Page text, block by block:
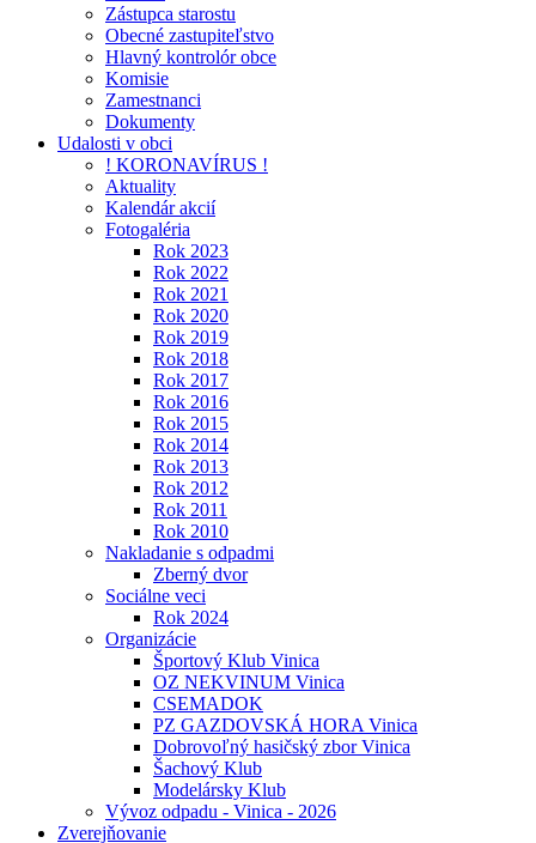
Zástupca starostu
Obecné zastupiteľstvo
Hlavný kontrolór obce
Komisie
Zamestnanci
Dokumenty
Udalosti v obci
! KORONAVÍRUS !
Aktuality
Kalendár akcií
Fotogaléria
Rok 2023
Rok 2022
Rok 2021
Rok 2020
Rok 2019
Rok 2018
Rok 2017
Rok 2016
Rok 2015
Rok 2014
Rok 2013
Rok 2012
Rok 2011
Rok 2010
Nakladanie s odpadmi
Zberný dvor
Sociálne veci
Rok 2024
Organizácie
Športový Klub Vinica
OZ NEKVINUM Vinica
CSEMADOK
PZ GAZDOVSKÁ HORA Vinica
Dobrovoľný hasičský zbor Vinica
Šachový Klub
Modelársky Klub
Vývoz odpadu - Vinica - 2026
Zverejňovanie